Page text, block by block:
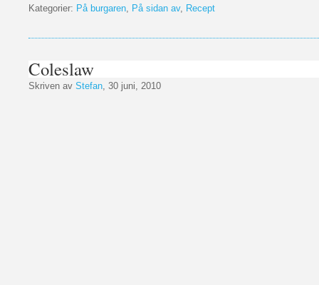
Kategorier: På burgaren, På sidan av, Recept
Coleslaw
Skriven av Stefan, 30 juni, 2010